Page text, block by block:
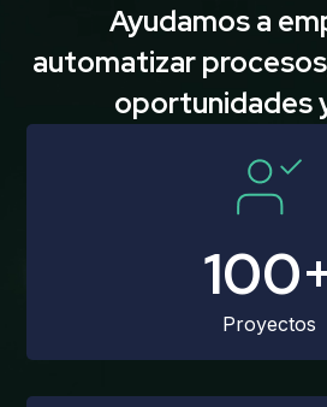
Ayudamos a
automatizar
oportunidades
Proyectos